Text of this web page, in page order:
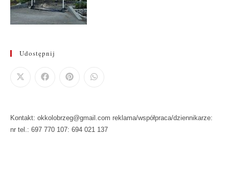
Udostępnij
Kontakt: okkolobrzeg@gmail.com reklama/współpraca/dziennikarze:
nr tel.: 697 770 107: 694 021 137